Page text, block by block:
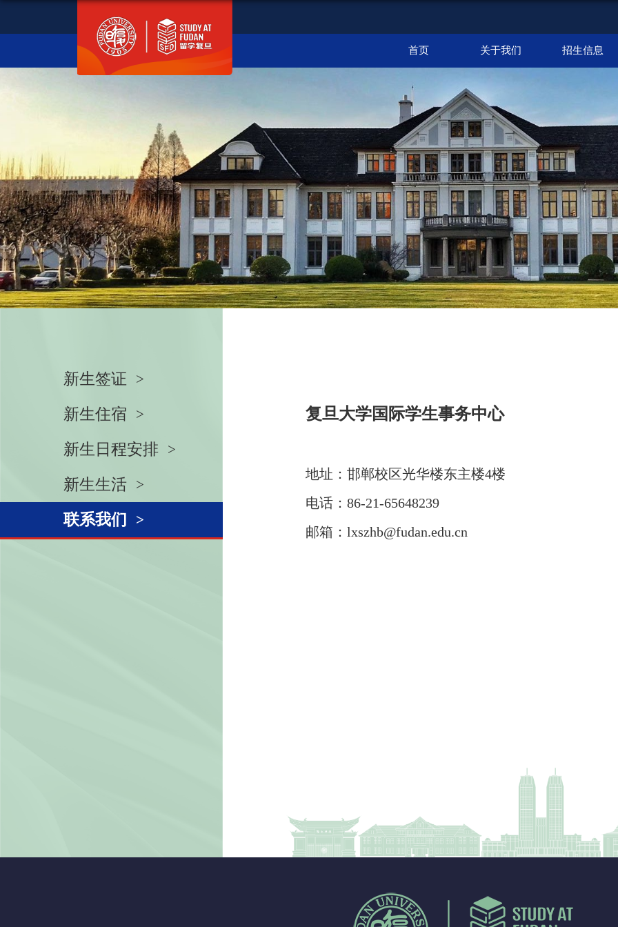
首页 关于我们 招生信息
新生签证
新生住宿
新生日程安排
新生生活
联系我们
复旦大学国际学生事务中心
地址：邯郸校区光华楼东主楼4楼
电话：86-21-65648239
邮箱：lxszhb@fudan.edu.cn